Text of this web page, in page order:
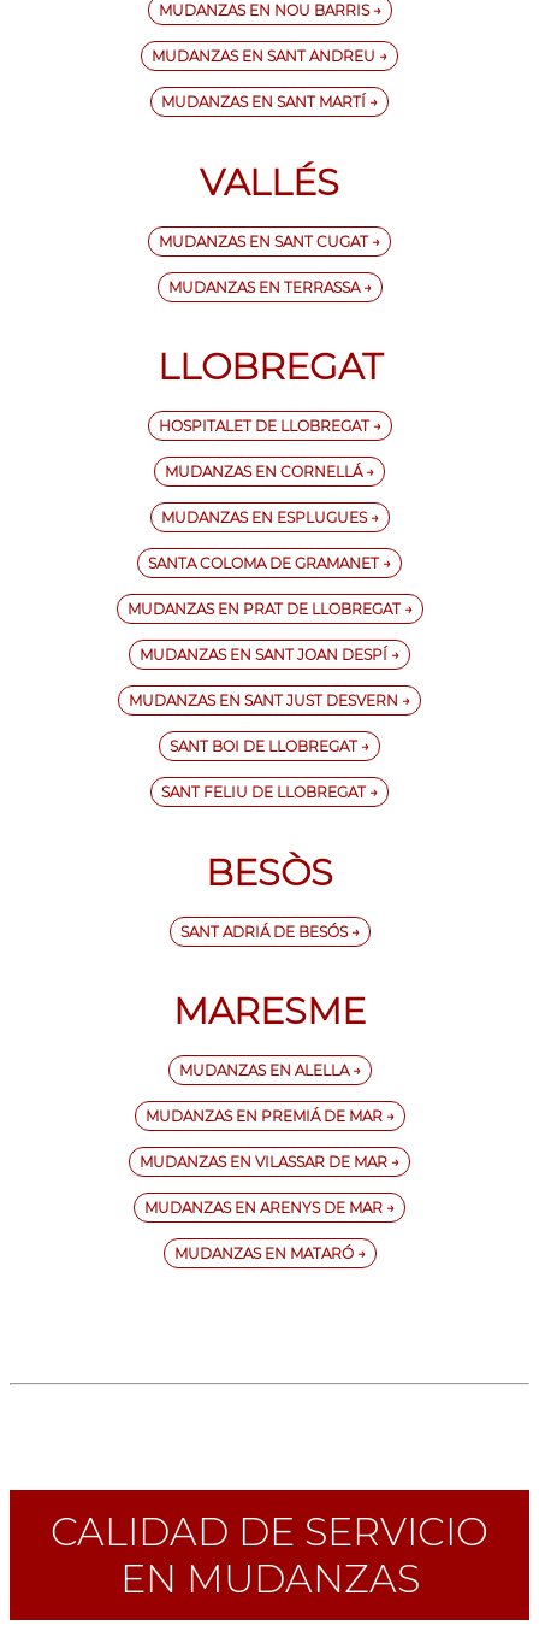
MUDANZAS EN NOU BARRIS →
MUDANZAS EN SANT ANDREU →
MUDANZAS EN SANT MARTÍ →
VALLÉS
MUDANZAS EN SANT CUGAT →
MUDANZAS EN TERRASSA →
LLOBREGAT
HOSPITALET DE LLOBREGAT →
MUDANZAS EN CORNELLÁ →
MUDANZAS EN ESPLUGUES →
SANTA COLOMA DE GRAMANET →
MUDANZAS EN PRAT DE LLOBREGAT →
MUDANZAS EN SANT JOAN DESPÍ →
MUDANZAS EN SANT JUST DESVERN →
SANT BOI DE LLOBREGAT →
SANT FELIU DE LLOBREGAT →
BESÒS
SANT ADRIÁ DE BESÓS →
MARESME
MUDANZAS EN ALELLA →
MUDANZAS EN PREMIÁ DE MAR →
MUDANZAS EN VILASSAR DE MAR →
MUDANZAS EN ARENYS DE MAR →
MUDANZAS EN MATARÓ →
CALIDAD DE SERVICIO
EN MUDANZAS